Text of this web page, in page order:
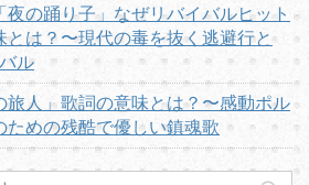
夜の踊り子」なぜリバイバルヒット
は？〜現代の毒を抜く逃避行と
ル
旅人」歌詞の意味とは？〜感動ポル
ための残酷で優しい鎮魂歌